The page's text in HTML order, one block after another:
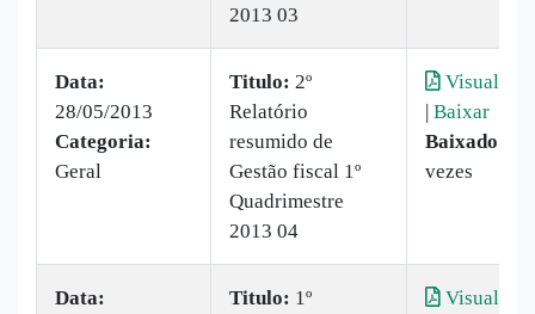
2013 03
Data:
28/05/2013
Categoria:
Geral
Titulo: 2º
Relatório
resumido de
Gestão fiscal 1º
Quadrimestre
2013 04
Visualizar
| Baixar
Baixado:
vezes
Data: Titulo: 1º Visualizar